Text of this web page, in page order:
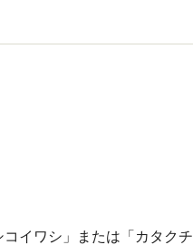
イワシ」または「カタクチ